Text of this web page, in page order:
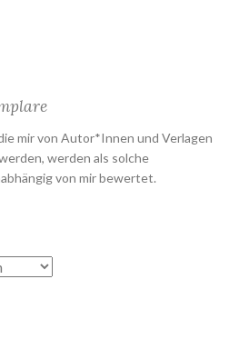
mir von Autor*Innen und Verlagen
werden als solche
von mir bewertet.